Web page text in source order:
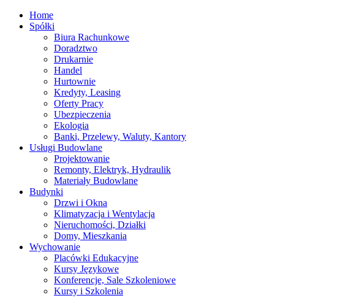
Home
Spółki
Biura Rachunkowe
Doradztwo
Drukarnie
Handel
Hurtownie
Kredyty, Leasing
Oferty Pracy
Ubezpieczenia
Ekologia
Banki, Przelewy, Waluty, Kantory
Usługi Budowlane
Projektowanie
Remonty, Elektryk, Hydraulik
Materiały Budowlane
Budynki
Drzwi i Okna
Klimatyzacja i Wentylacja
Nieruchomości, Działki
Domy, Mieszkania
Wychowanie
Placówki Edukacyjne
Kursy Językowe
Konferencje, Sale Szkoleniowe
Kursy i Szkolenia